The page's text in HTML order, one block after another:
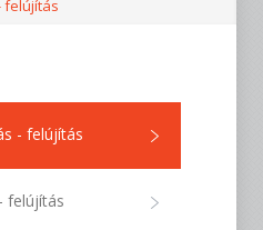
felújítás
- felújítás
felújítás